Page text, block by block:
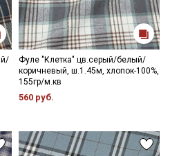
Фуле "Клетка" цв.серый/белый/
коричневый, ш.1.45м, хлопок-100%,
155гр/м.кв
560 руб.